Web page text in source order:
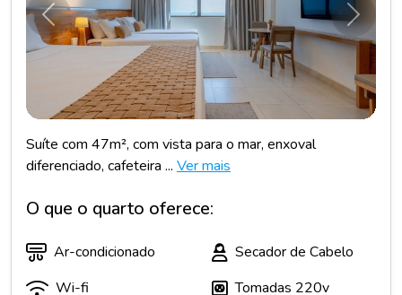
Anterior
Suíte com 47m², com vista para o mar, enxoval
diferenciado, cafeteira ... Ver mais
O que o quarto oferece:
Ar-condicionado
Secador de Cabelo
Wi-fi
Tomadas 220v